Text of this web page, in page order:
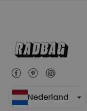
Nederland